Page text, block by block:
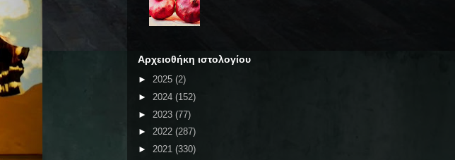
Αρχειοθήκη ιστολογίου
► 2025 (2)
► 2024 (152)
► 2023 (77)
► 2022 (287)
► 2021 (330)